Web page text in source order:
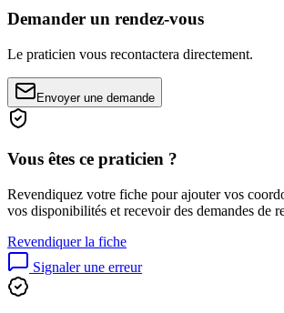
Demander un rendez-vous
Le praticien vous recontactera directement.
Envoyer une demande
Vous êtes ce praticien ?
Revendiquez votre fiche pour ajouter vos
vos disponibilités et recevoir des demandes de
Revendiquer la fiche
Signaler une erreur